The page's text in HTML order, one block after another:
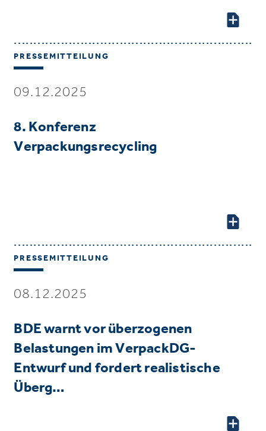
PRESSEMITTEILUNG
09.12.2025
8. Konferenz
Verpackungsrecycling
PRESSEMITTEILUNG
08.12.2025
BDE warnt vor überzogenen
Belastungen im VerpackDG-
Entwurf und fordert realistische
Überg…